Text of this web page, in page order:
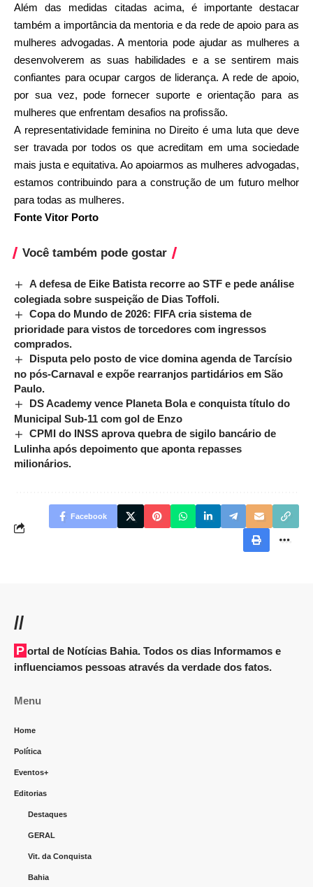
Além das medidas citadas acima, é importante destacar
também a importância da mentoria e da rede de apoio para as
mulheres advogadas. A mentoria pode ajudar as mulheres a
desenvolverem as suas habilidades e a se sentirem mais
confiantes para ocupar cargos de liderança. A rede de apoio,
por sua vez, pode fornecer suporte e orientação para as
mulheres que enfrentam desafios na profissão.
A representatividade feminina no Direito é uma luta que deve
ser travada por todos os que acreditam em uma sociedade
mais justa e equitativa. Ao apoiarmos as mulheres advogadas,
estamos contribuindo para a construção de um futuro melhor
para todas as mulheres.
Fonte Vitor Porto
Você também pode gostar
A defesa de Eike Batista recorre ao STF e pede análise
colegiada sobre suspeição de Dias Toffoli.
Copa do Mundo de 2026: FIFA cria sistema de
prioridade para vistos de torcedores com ingressos
comprados.
Disputa pelo posto de vice domina agenda de Tarcísio
no pós-Carnaval e expõe rearranjos partidários em São
Paulo.
DS Academy vence Planeta Bola e conquista título do
Municipal Sub-11 com gol de Enzo
CPMI do INSS aprova quebra de sigilo bancário de
Lulinha após depoimento que aponta repasses
milionários.
Facebook
//
Portal de Notícias Bahia. Todos os dias Informamos e
influenciamos pessoas através da verdade dos fatos.
Menu
Home
Política
Eventos+
Editorias
Destaques
GERAL
Vit. da Conquista
Bahia